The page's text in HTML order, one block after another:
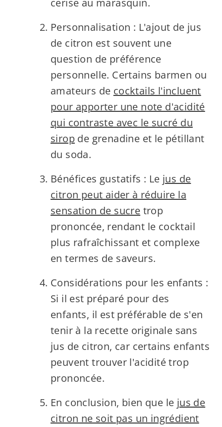
cerise au marasquin.
Personnalisation : L'ajout de jus
de citron est souvent une
question de préférence
personnelle. Certains barmen ou
amateurs de cocktails l'incluent
pour apporter une note d'acidité
qui contraste avec le sucré du
sirop de grenadine et le pétillant
du soda.
Bénéfices gustatifs : Le jus de
citron peut aider à réduire la
sensation de sucre trop
prononcée, rendant le cocktail
plus rafraîchissant et complexe
en termes de saveurs.
Considérations pour les enfants :
Si il est préparé pour des
enfants, il est préférable de s'en
tenir à la recette originale sans
jus de citron, car certains enfants
peuvent trouver l'acidité trop
prononcée.
En conclusion, bien que le jus de
citron ne soit pas un ingrédient